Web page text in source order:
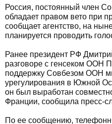
Россия, постоянный член
обладает правом вето при
сообщает агентство, на
планируется проводить
Ранее президент РФ
разговоре с генсеком ООН
поддержку Совбезом ООН
урегулирования в Южной
он был выработан
Франции, сообщила пресс-
По ее сообщению,